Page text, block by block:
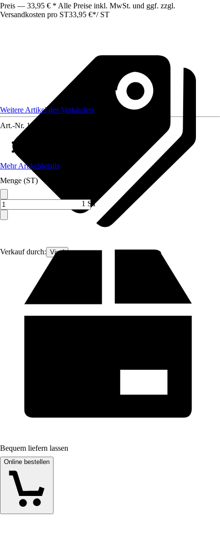
Preis — 33,95 € * Alle Preise inkl. MwSt. und ggf. zzgl.
Versandkosten pro ST33,95 €*/ ST
Verkauf durch: Vivol
Weitere Artikel des Verkäufers
Art.-Nr. 12153688
Mehr Artikeldetails
Menge (ST)
1 ST
Bequem liefern lassen
Online bestellen